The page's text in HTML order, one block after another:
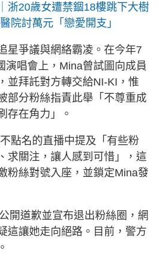
浙20歲女遭禁錮18樓跳下大樹
院討萬元「戀愛開支」
星爭議與網絡霸凌。在今年7
演唱會上，Mina曾試圖向成員
並拜託對方轉交給NI-KI，惟
部分粉絲指責此舉「不尊重成
存在角力」。
點名的直播中提及「有些粉
求關注，讓人感到可惜」，這
粉絲對號入座，並鎖定Mina發
開道歉並宣布退出粉絲圈，網
這讓她走向絕路。目前，警方